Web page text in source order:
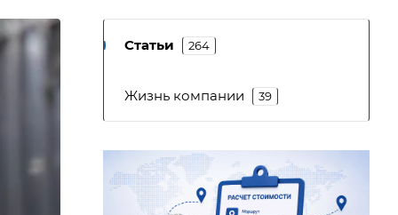
Статьи 264
Жизнь компании 39